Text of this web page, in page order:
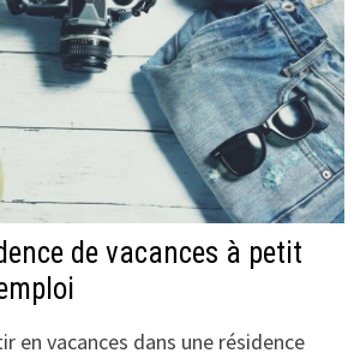
de vacances à petit
en vacances dans une résidence